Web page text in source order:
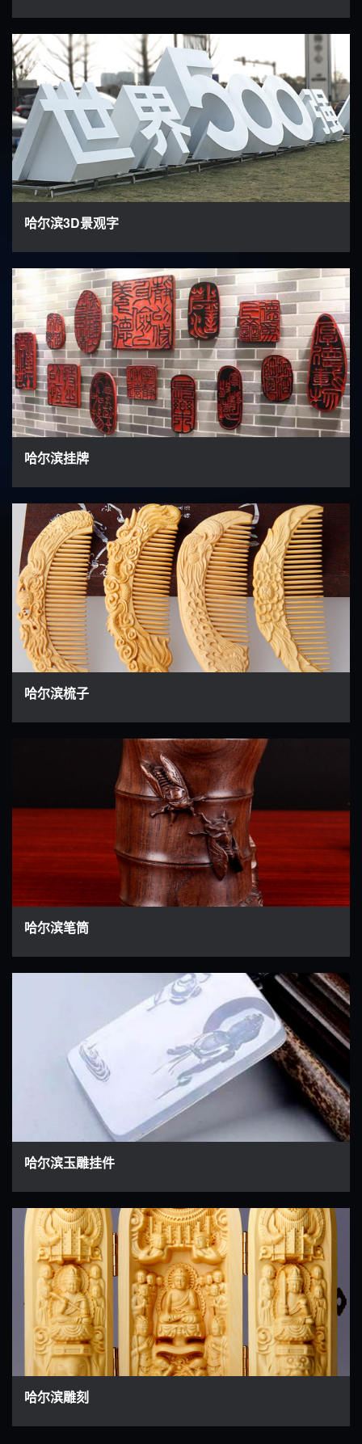
哈尔滨3D景观字
哈尔滨挂牌
哈尔滨梳子
哈尔滨笔筒
哈尔滨玉雕挂件
哈尔滨雕刻